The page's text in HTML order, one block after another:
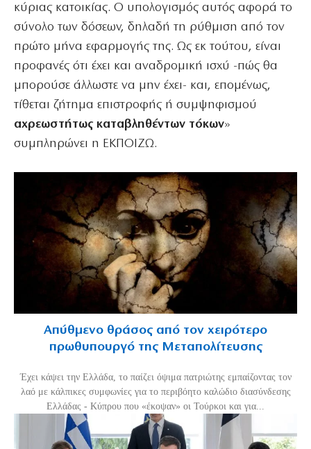
κύριας κατοικίας. Ο υπολογισμός αυτός αφορά το
σύνολο των δόσεων, δηλαδή τη ρύθμιση από τον
πρώτο μήνα εφαρμογής της. Ως εκ τούτου, είναι
προφανές ότι έχει και αναδρομική ισχύ -πώς θα
μπορούσε άλλωστε να μην έχει- και, επομένως,
τίθεται ζήτημα επιστροφής ή συμψηφισμού
αχρεωστήτως καταβληθέντων τόκων»
συμπληρώνει η ΕΚΠΟΙΖΩ.
Απύθμενο θράσος από τον χειρότερο
πρωθυπουργό της Μεταπολίτευσης
Έχει κάψει την Ελλάδα, το παίζει όψιμα πατριώτης εμπαίζοντας τον
λαό με κάλπικες συμφωνίες για το περιβόητο καλώδιο διασύνδεσης
Ελλάδας - Κύπρου που «έκοψαν» οι Τούρκοι και για...